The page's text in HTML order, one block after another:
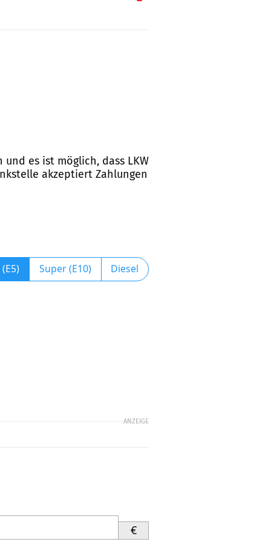
es ist möglich, dass LKW
akzeptiert Zahlungen
Super (E10) Diesel
ANZEIGE
€